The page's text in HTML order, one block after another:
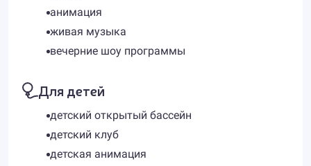
анимация
живая музыка
вечерние шоу программы
Для детей
детский открытый бассейн
детский клуб
детская анимация